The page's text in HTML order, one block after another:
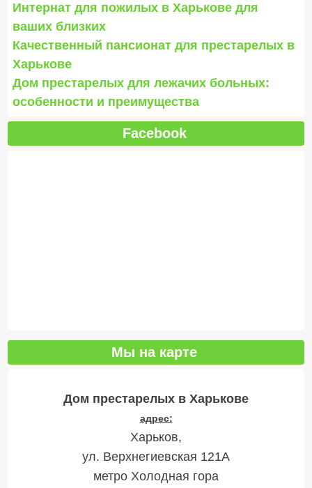
Интернат для пожилых в Харькове для
ваших близких
Качественный пансионат для престарелых в
Харькове
Дом престарелых для лежачих больных:
особенности и преимущества
Facebook
Мы на карте
Дом престарелых в Харькове
адрес:
Харьков,
ул. Верхнегиевская 121А
метро Холодная гора